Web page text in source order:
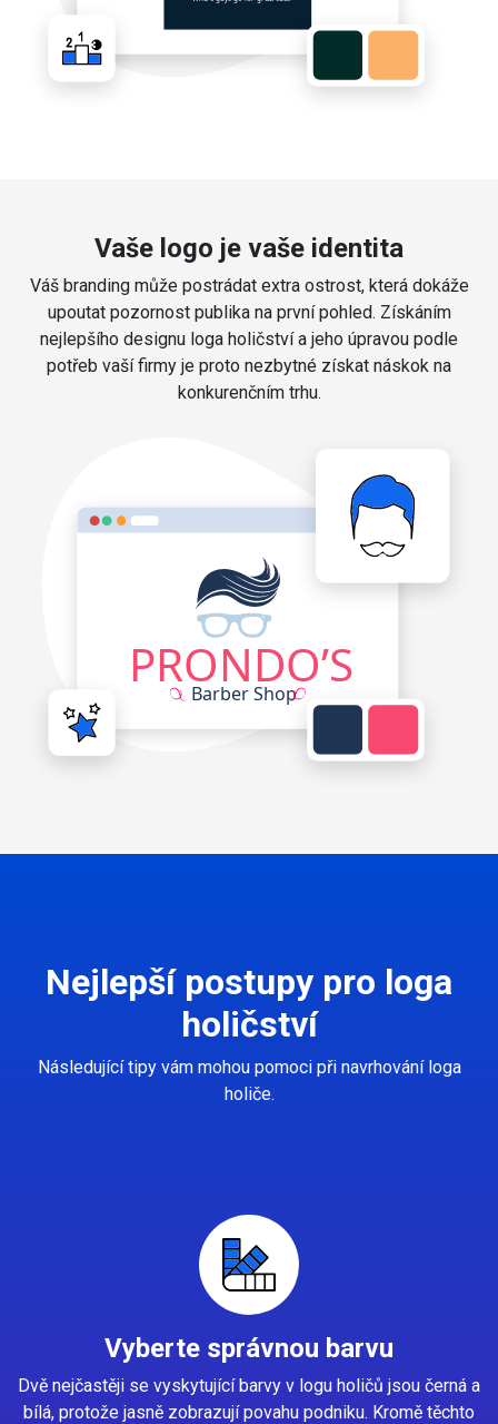
Vaše logo je vaše identita
Váš branding může postrádat extra ostrost, která dokáže
upoutat pozornost publika na první pohled. Získáním
nejlepšího designu loga holičství a jeho úpravou podle
potřeb vaší firmy je proto nezbytné získat náskok na
konkurenčním trhu.
Nejlepší postupy pro loga
holičství
Následující tipy vám mohou pomoci při navrhování loga
holiče.
Vyberte správnou barvu
Dvě nejčastěji se vyskytující barvy v logu holičů jsou černá a
bílá, protože jasně zobrazují povahu podniku. Kromě těchto